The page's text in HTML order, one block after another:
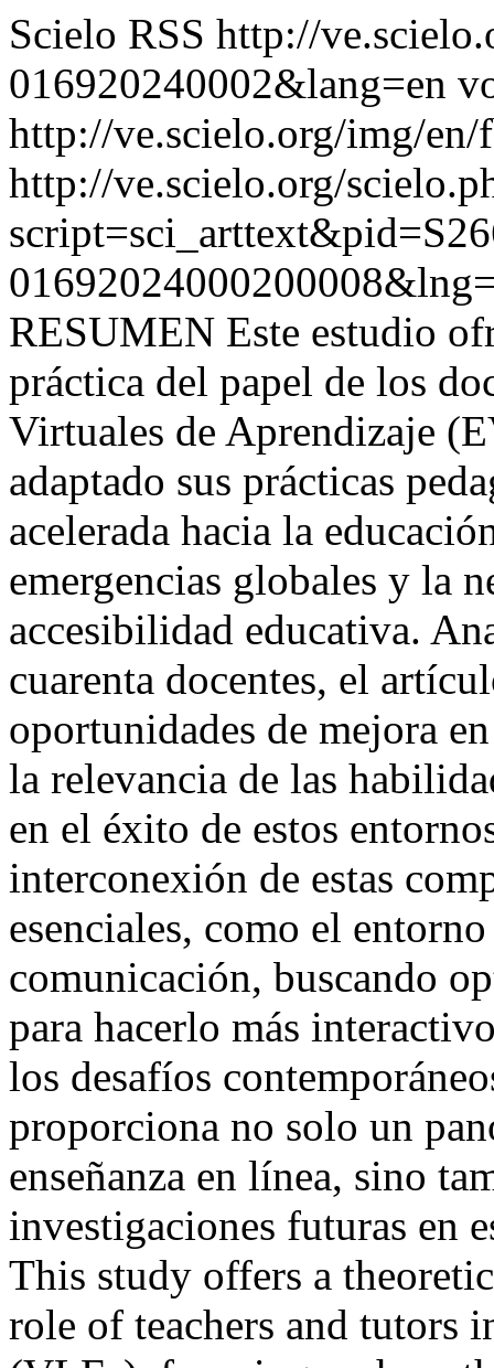
Scielo RSS http://
016920240002&lang=en
http://ve.scielo.org/img/
http://ve.scielo.org/
RESUMEN Este estudio
práctica del papel de los
Virtuales de Aprendizaje
adaptado sus prácticas
acelerada hacia la
emergencias globales y la
accesibilidad educativa.
cuarenta docentes, el
oportunidades de mejora
la relevancia de las
en el éxito de estos
interconexión de estas
esenciales, como el
comunicación, buscando
para hacerlo más
los desafíos
proporciona no solo un
enseñanza en línea, sino
investigaciones futuras en
This study offers a
role of teachers and tutors